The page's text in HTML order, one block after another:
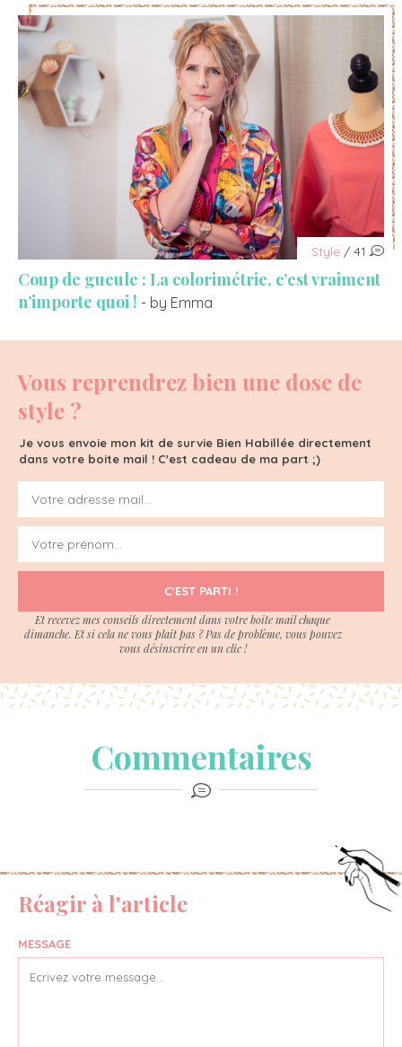
Style / 41
Coup de gueule : La colorimétrie, c’est vraiment
n’importe quoi ! - by Emma
Vous reprendrez bien une dose de
style ?
Je vous envoie mon kit de survie Bien Habillée directement
dans votre boite mail ! C'est cadeau de ma part ;)
C'EST PARTI !
Et recevez mes conseils directement dans votre boite mail chaque
dimanche. Et si cela ne vous plait pas ? Pas de problème, vous pouvez
vous désinscrire en un clic !
Commentaires
Réagir à l'article
MESSAGE